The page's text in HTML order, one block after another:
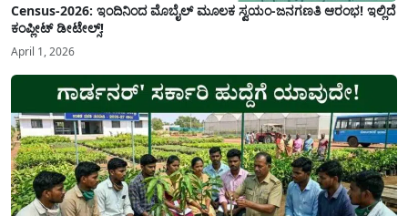
Census-2026: ಇಂದಿನಿಂದ ಮೊಬೈಲ್ ಮೂಲಕ ಸ್ವಯಂ-ಜನಗಣತಿ ಆರಂಭ! ಇಲ್ಲಿದೆ
ಕಂಪ್ಲೀಟ್ ಡೀಟೇಲ್ಸ್!
April 1, 2026